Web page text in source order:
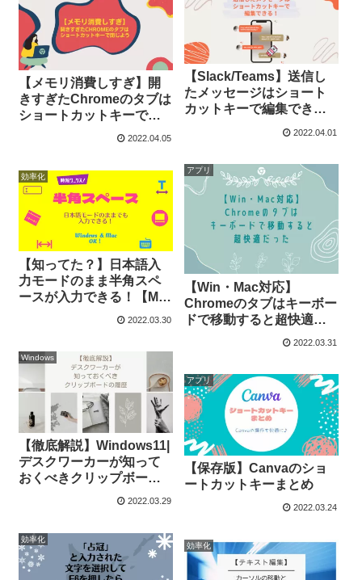
【メモリ消費しすぎ】開
きすぎたChromeのタブは
ショートカットキーで閉
2022.04.05
【Slack/Teams】送信し
たメッセージはショート
カットキーで編集でき
2022.04.01
アプリ
【Win・Mac対応】
Chromeのタブはキーボー
ドで移動すると超快適だ
2022.03.31
効率化
【知ってた？】日本語入
力モードのまま半角スペ
ースが入力できる！【Mac
2022.03.30
Windows
【徹底解説】Windows11|
デスクワーカーが知って
おくべきクリップボード
2022.03.29
アプリ
【保存版】Canvaのショ
ートカットキーまとめ
2022.03.24
効率化
効率化